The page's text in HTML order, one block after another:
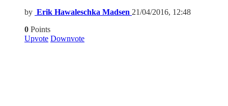
by Erik Hawaleschka Madsen 21/04/2016, 12:48
0 Points
Upvote Downvote